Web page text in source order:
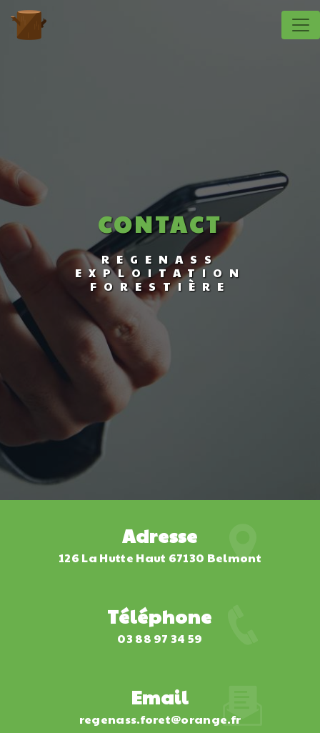
Panneau de gestion des cookies
CONTACT
REGENASS
EXPLOITATION
FORESTIÈRE
Adresse
126 La Hutte Haut 67130 Belmont
Téléphone
03 88 97 34 59
Email
regenass.foret@orange.fr